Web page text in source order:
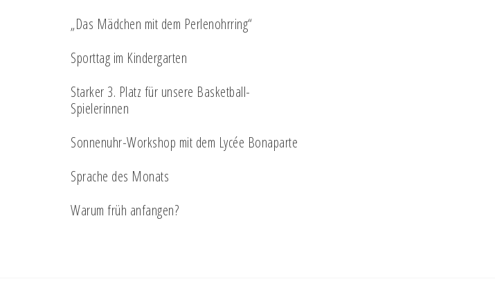
„Das Mädchen mit dem Perlenohrring“
Sporttag im Kindergarten
Starker 3. Platz für unsere Basketball-
Spielerinnen
Sonnenuhr-Workshop mit dem Lycée Bonaparte
Sprache des Monats
Warum früh anfangen?